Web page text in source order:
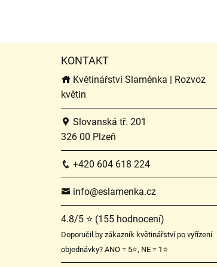
KONTAKT
Květinářství Slaměnka | Rozvoz
květin
Slovanská tř. 201
326 00 Plzeň
+420 604 618 224
info@eslamenka.cz
4.8/5 ⭐ (155 hodnocení)
Doporučil by zákazník květinářství po vyřízení
objednávky? ANO = 5⭐, NE = 1⭐